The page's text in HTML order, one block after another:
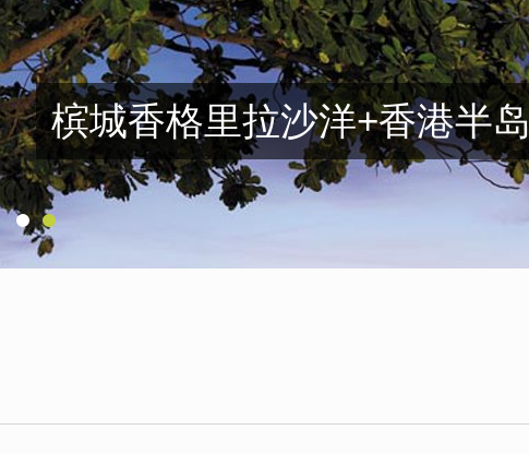
槟城香格里拉沙洋+香港半岛